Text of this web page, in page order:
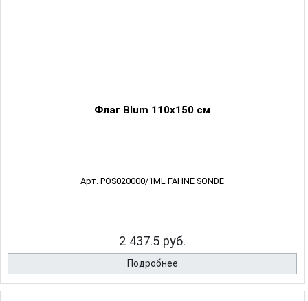
Флаг Blum 110х150 см
Арт. POS020000/1ML FAHNE SONDE
2 437.5 руб.
Подробнее